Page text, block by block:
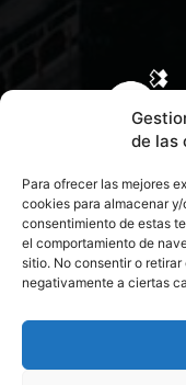
de las
Para ofrecer las mejores
cookies para almacenar
consentimiento de estas
el comportamiento de
sitio. No consentir o
negativamente a ciertas
CONTACTA CON